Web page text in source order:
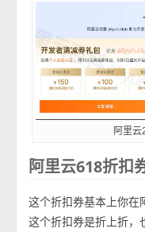
阿里云
阿里云618折扣
这个折扣券基本上你在
这个折扣券是折上折，